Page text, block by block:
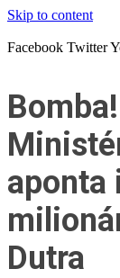
Skip to content
Facebook Twitter
aponta
Dutra